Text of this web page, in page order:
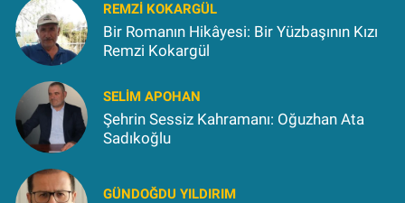
REMZI KOKARGÜL
Bir Romanın Hikâyesi: Bir Yüzbaşının Kızı
Remzi Kokargül
SELIM APOHAN
Şehrin Sessiz Kahramanı: Oğuzhan Ata
Sadıkoğlu
GÜNDOĞDU YILDIRIM